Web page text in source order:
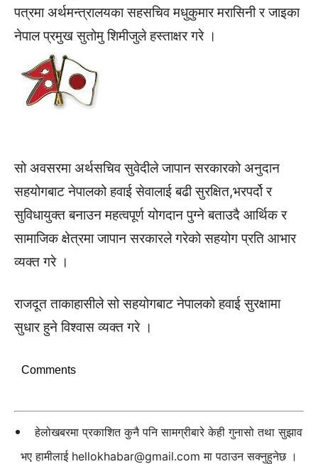
पत्रमा अर्थमन्त्रालयका सहसचिव मधुकुमार मरासिनी र जाइका
नेपाल प्रमुख सुतोमु शिमीजुले हस्ताक्षर गरे ।
सो अवसरमा अर्थसचिव सुवेदीले जापान सरकारको अनुदान
सहयोगबाट नेपालको हवाई सेवालाई बढी सुरक्षित,भरपर्दो र
सुविधायुक्त बनाउन महत्वपूर्ण योगदान पुग्ने बताउदै आर्थिक र
सामाजिक क्षेत्रमा जापान सरकारले गरेको सहयोग प्रति आभार
व्यक्त गरे ।
राजदूत ताकाहासीले सो सहयोगबाट नेपालको हवाई सुरक्षामा
सुधार हुने विश्वास व्यक्त गरे ।
Comments
हेलोखबरमा प्रकाशित कुनै पनि सामग्रीबारे केही गुनासो तथा सुझाव
भए हामीलाई hellokhabar@gmail.com मा पठाउन सक्नुहुनेछ ।